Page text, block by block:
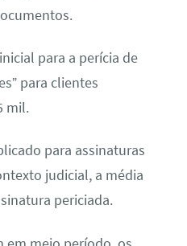
para a perícia de
para clientes
mil.
para assinaturas
judicial, a média
periciada.